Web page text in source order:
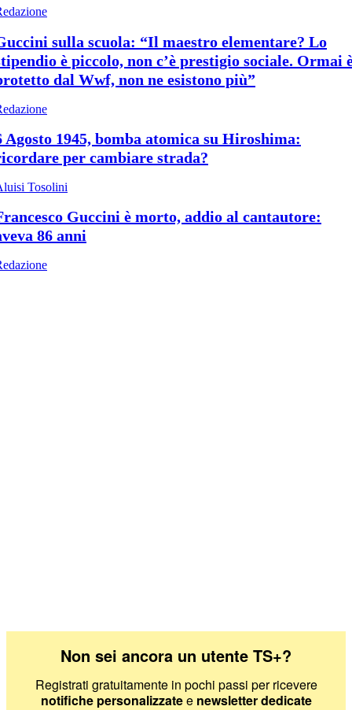
sulla scuola: “Il maestro elementare? Lo
è piccolo, non c’è prestigio sociale. Ormai
dal Wwf, non ne esistono più”
Agosto 1945, bomba atomica su Hiroshima:
per cambiare strada?
Tosolini
Guccini è morto, addio al cantautore:
86 anni
Non sei ancora un utente TS+?
Registrati gratuitamente in pochi passi per ricevere
notifiche personalizzatee newsletter dedicate